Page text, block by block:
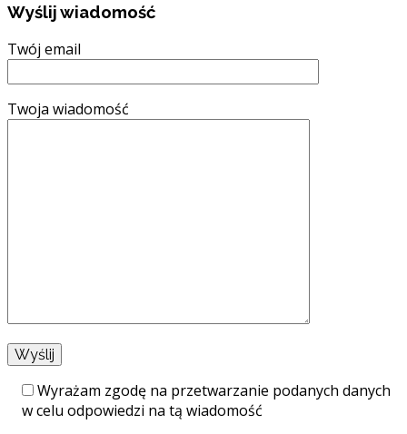
Wyślij wiadomość
Twój email
Twoja wiadomość
Wyrażam zgodę na przetwarzanie podanych danych
w celu odpowiedzi na tą wiadomość